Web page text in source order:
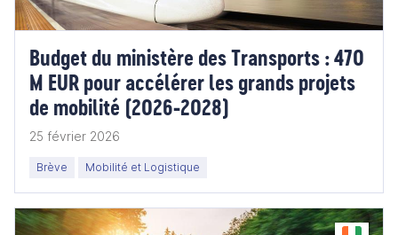
Budget du ministère des Transports : 470
M EUR pour accélérer les grands projets
de mobilité (2026‑2028)
25 février 2026
Brève Mobilité et Logistique